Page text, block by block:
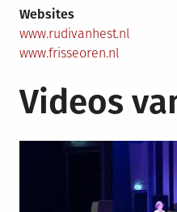
Websites
www.rudivanhest.nl
www.frisseoren.nl
Videos